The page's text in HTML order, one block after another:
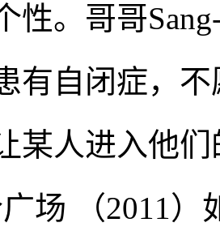
性。哥哥
有自闭症，
某人进入他
场 （2011）